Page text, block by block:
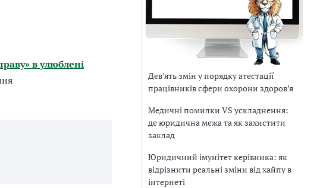
в улюблені
Дев’ять змін у порядку атестації
працівників сфери охорони здоров’я
Медичні помилки VS ускладнення:
де юридична межа та як захистити
заклад
Юридичний імунітет керівника: як
відрізнити реальні зміни від хайпу в
інтернеті